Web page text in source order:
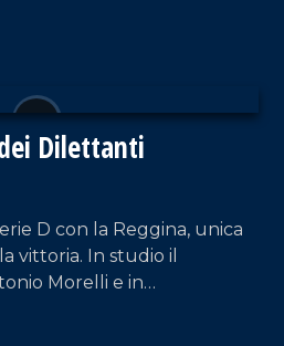
Dilettanti
D con la Reggina, unica
vittoria. In studio il
Morelli e in